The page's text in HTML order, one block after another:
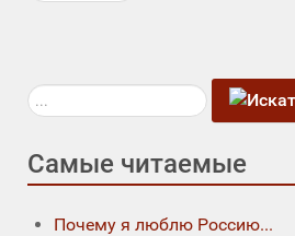
Искать...
Самые читаемые
Почему я люблю Россию...